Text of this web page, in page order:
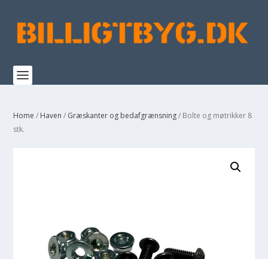
Home / Haven / Græskanter og bedafgrænsning/ Bolte og møtrikker 8
stk.